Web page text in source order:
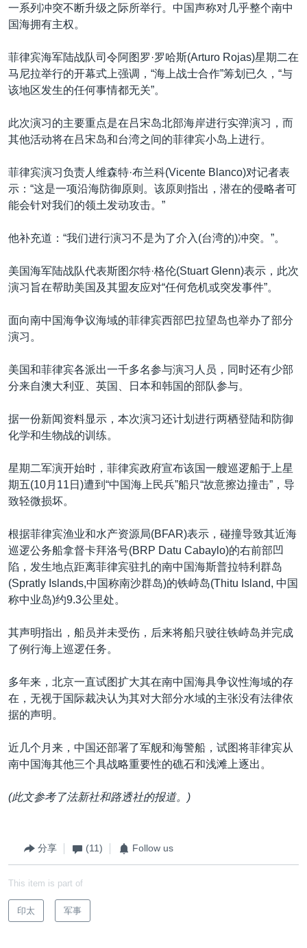
一系列冲突不断升级之际所举行。中国声称对几乎整个南中
国海拥有主权。
菲律宾海军陆战队司令阿图罗·罗哈斯(Arturo Rojas)星期二在
马尼拉举行的开幕式上强调，“海上战士合作”筹划已久，“与
该地区发生的任何事情都无关”。
此次演习的主要重点是在吕宋岛北部海岸进行实弹演习，而
其他活动将在吕宋岛和台湾之间的菲律宾小岛上进行。
菲律宾演习负责人维森特·布兰科(Vicente Blanco)对记者表
示：“这是一项沿海防御原则。该原则指出，潜在的侵略者可
能会针对我们的领土发动攻击。”
他补充道：“我们进行演习不是为了介入(台湾的)冲突。”。
美国海军陆战队代表斯图尔特·格伦(Stuart Glenn)表示，此次
演习旨在帮助美国及其盟友应对“任何危机或突发事件”。
面向南中国海争议海域的菲律宾西部巴拉望岛也举办了部分
演习。
美国和菲律宾各派出一千多名参与演习人员，同时还有少部
分来自澳大利亚、英国、日本和韩国的部队参与。
据一份新闻资料显示，本次演习还计划进行两栖登陆和防御
化学和生物战的训练。
星期二军演开始时，菲律宾政府宣布该国一艘巡逻船于上星
期五(10月11日)遭到“中国海上民兵”船只“故意擦边撞击”，导
致轻微损坏。
根据菲律宾渔业和水产资源局(BFAR)表示，碰撞导致其近海
巡逻公务船拿督卡拜洛号(BRP Datu Cabaylo)的右前部凹
陷，发生地点距离菲律宾驻扎的南中国海斯普拉特利群岛
(Spratly Islands,中国称南沙群岛)的铁峙岛(Thitu Island, 中国
称中业岛)约9.3公里处。
其声明指出，船员并未受伤，后来将船只驶往铁峙岛并完成
了例行海上巡逻任务。
多年来，北京一直试图扩大其在南中国海具争议性海域的存
在，无视于国际裁决认为其对大部分水域的主张没有法律依
据的声明。
近几个月来，中国还部署了军舰和海警船，试图将菲律宾从
南中国海其他三个具战略重要性的礁石和浅滩上逐出。
(此文参考了法新社和路透社的报道。 )
分享 (11) Follow us
This item is part of
印太 军事